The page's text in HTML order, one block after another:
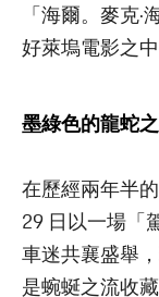
「海爾。麥克
好萊塢電影之中
墨綠色的龍蛇
在歷經兩年半
29 日以一場「
車迷共襄盛舉
是蜿蜒之流收